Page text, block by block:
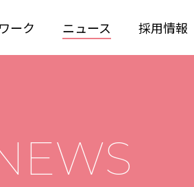
ーク ニュース 採用情報